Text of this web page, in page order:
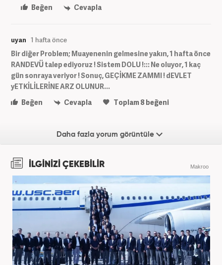
Beğen
Cevapla
uyan 1 hafta önce
Bir diğer Problem; Muayenenin gelmesine yakın, 1 hafta önce
RANDEVÜ talep ediyoruz ! Sistem DOLU !::: Ne oluyor, 1 kaç
gün sonraya veriyor ! Sonuç, GEÇİKME ZAMMI ! dEVLET
yETKİLİLERİNE ARZ OLUNUR...
Beğen
Cevapla Toplam8beğeni
Daha fazla yorum görüntüle
İLGİNİZİ ÇEKEBİLİR Makroo